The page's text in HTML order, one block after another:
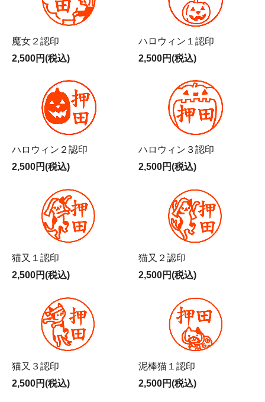
魔女２認印
2,500円(税込)
ハロウィン１認印
2,500円(税込)
ハロウィン２認印
2,500円(税込)
ハロウィン３認印
2,500円(税込)
猫又１認印
2,500円(税込)
猫又２認印
2,500円(税込)
猫又３認印
2,500円(税込)
泥棒猫１認印
2,500円(税込)